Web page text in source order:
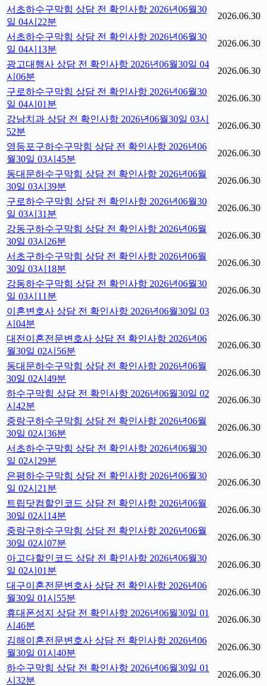
서초하수구막힘 상담 전 확인사항 2026년06월30
일 04시22분
2026.06.30
서초하수구막힘 상담 전 확인사항 2026년06월30
일 04시13분
2026.06.30
광고대행사 상담 전 확인사항 2026년06월30일 04
시06분
2026.06.30
구로하수구막힘 상담 전 확인사항 2026년06월30
일 04시01분
2026.06.30
강남치과 상담 전 확인사항 2026년06월30일 03시
52분
2026.06.30
영등포구하수구막힘 상담 전 확인사항 2026년06
월30일 03시45분
2026.06.30
동대문하수구막힘 상담 전 확인사항 2026년06월
30일 03시39분
2026.06.30
구로하수구막힘 상담 전 확인사항 2026년06월30
일 03시31분
2026.06.30
강동구하수구막힘 상담 전 확인사항 2026년06월
30일 03시26분
2026.06.30
서초구하수구막힘 상담 전 확인사항 2026년06월
30일 03시18분
2026.06.30
강동하수구막힘 상담 전 확인사항 2026년06월30
일 03시11분
2026.06.30
이혼변호사 상담 전 확인사항 2026년06월30일 03
시04분
2026.06.30
대전이혼전문변호사 상담 전 확인사항 2026년06
월30일 02시56분
2026.06.30
동대문하수구막힘 상담 전 확인사항 2026년06월
30일 02시49분
2026.06.30
하수구막힘 상담 전 확인사항 2026년06월30일 02
시42분
2026.06.30
중랑구하수구막힘 상담 전 확인사항 2026년06월
30일 02시36분
2026.06.30
서초하수구막힘 상담 전 확인사항 2026년06월30
일 02시29분
2026.06.30
은평하수구막힘 상담 전 확인사항 2026년06월30
일 02시21분
2026.06.30
트립닷컴할인코드 상담 전 확인사항 2026년06월
30일 02시14분
2026.06.30
중랑구하수구막힘 상담 전 확인사항 2026년06월
30일 02시07분
2026.06.30
아고다할인코드 상담 전 확인사항 2026년06월30
일 02시01분
2026.06.30
대구이혼전문변호사 상담 전 확인사항 2026년06
월30일 01시55분
2026.06.30
휴대폰성지 상담 전 확인사항 2026년06월30일 01
시46분
2026.06.30
김해이혼전문변호사 상담 전 확인사항 2026년06
월30일 01시40분
2026.06.30
하수구막힘 상담 전 확인사항 2026년06월30일 01
시32분
2026.06.30